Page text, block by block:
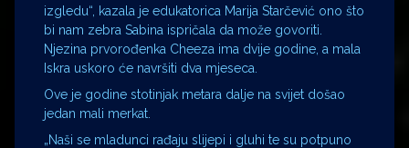
izgledu“, kazala je edukatorica Marija Starčević ono što
bi nam zebra Sabina ispričala da može govoriti.
Njezina prvorođenka Cheeza ima dvije godine, a mala
Iskra uskoro će navršiti dva mjeseca.
Ove je godine stotinjak metara dalje na svijet došao
jedan mali merkat.
„Naši se mladunci rađaju slijepi i gluhi te su potpuno